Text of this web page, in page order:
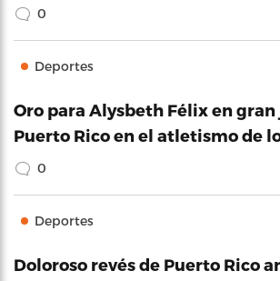
0
Deportes
Oro para Alysbeth Félix en
Puerto Rico en el atletismo de
0
Deportes
Doloroso revés de Puerto Rico